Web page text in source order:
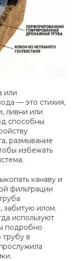
или
— это стихия,
ливни или
способны
размывание
избежать
канаву и
фильтрации
забитую илом.
используют
подробно
в